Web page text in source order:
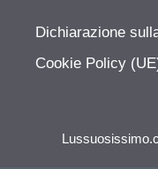
Dichiarazione
Cookie Policy